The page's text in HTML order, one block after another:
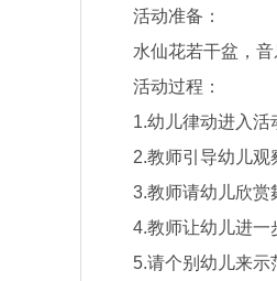
活动准备：
水仙花若干盆，音
活动过程：
1.幼儿律动进入活
2.教师引导幼儿观察
3.教师请幼儿欣赏舞
4.教师让幼儿进一步
5.请个别幼儿来示范